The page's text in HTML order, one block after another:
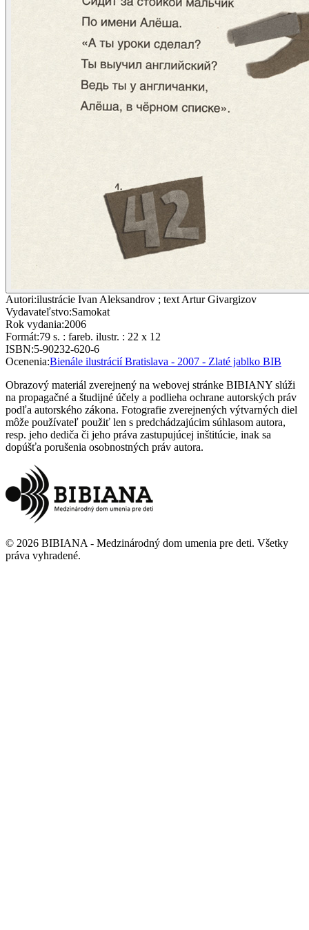
Autori:ilustrácie Ivan Aleksandrov ; text Artur Givargizov
Vydavateľstvo:Samokat
Rok vydania:2006
Formát:79 s. : fareb. ilustr. : 22 x 12
ISBN:5-90232-620-6
Ocenenia:Bienále ilustrácií Bratislava - 2007 - Zlaté jablko BIB
Obrazový materiál zverejnený na webovej stránke BIBIANY slúži
na propagačné a študijné účely a podlieha ochrane autorských práv
podľa autorského zákona. Fotografie zverejnených výtvarných diel
môže používateľ použiť len s predchádzajúcim súhlasom autora,
resp. jeho dediča či jeho práva zastupujúcej inštitúcie, inak sa
dopúšťa porušenia osobnostných práv autora.
© 2026 BIBIANA - Medzinárodný dom umenia pre deti. Všetky
práva vyhradené.